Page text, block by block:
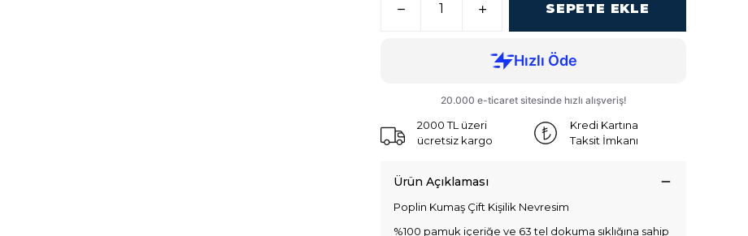
SEPETE EKLE
2000 TL üzeri
ücretsiz kargo
Kredi Kartına
Taksit İmkanı
Ürün Açıklaması
Poplin Kumaş Çift Kişilik Nevresim
%100 pamuk içeriğe ve 63 tel dokuma sıklığına sahip